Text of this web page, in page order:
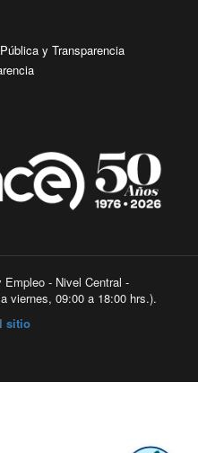
y Transparencia
- Nivel Central -
viernes, 09:00 a 18:00 hrs.).
sitio